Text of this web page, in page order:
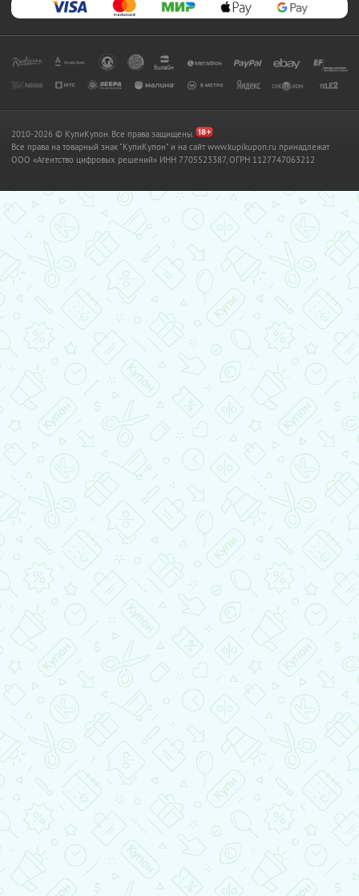
2010-2026 © КупиКупон. Все права защищены.
Все права на товарный знак "КупиКупон" и на сайт www.kupikupon.ru принадлежат
OOO «Агентство цифровых решений» ИНН 7705523387, ОГРН 1127747063212